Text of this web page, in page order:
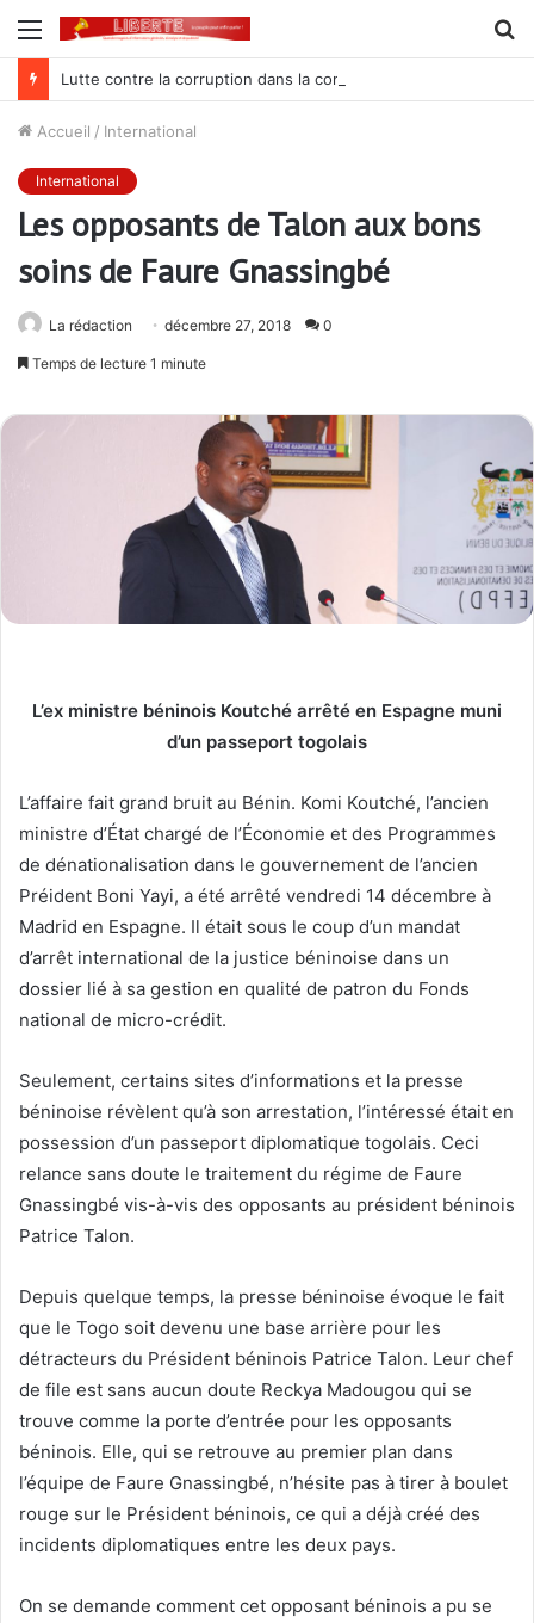
Menu
Accueil / International
International
Les opposants de Talon aux bons
soins de Faure Gnassingbé
La rédaction décembre 27, 2018 0
Temps de lecture 1 minute
L’ex ministre béninois Koutché arrêté en Espagne muni
d’un passeport togolais
L’affaire fait grand bruit au Bénin. Komi Koutché, l’ancien
ministre d’État chargé de l’Économie et des Programmes
de dénationalisation dans le gouvernement de l’ancien
Préident Boni Yayi, a été arrêté vendredi 14 décembre à
Madrid en Espagne. Il était sous le coup d’un mandat
d’arrêt international de la justice béninoise dans un
dossier lié à sa gestion en qualité de patron du Fonds
national de micro-crédit.
Seulement, certains sites d’informations et la presse
béninoise révèlent qu’à son arrestation, l’intéressé était en
possession d’un passeport diplomatique togolais. Ceci
relance sans doute le traitement du régime de Faure
Gnassingbé vis-à-vis des opposants au président béninois
Patrice Talon.
Depuis quelque temps, la presse béninoise évoque le fait
que le Togo soit devenu une base arrière pour les
détracteurs du Président béninois Patrice Talon. Leur chef
de file est sans aucun doute Reckya Madougou qui se
trouve comme la porte d’entrée pour les opposants
béninois. Elle, qui se retrouve au premier plan dans
l’équipe de Faure Gnassingbé, n’hésite pas à tirer à boulet
rouge sur le Président béninois, ce qui a déjà créé des
incidents diplomatiques entre les deux pays.
On se demande comment cet opposant béninois a pu se